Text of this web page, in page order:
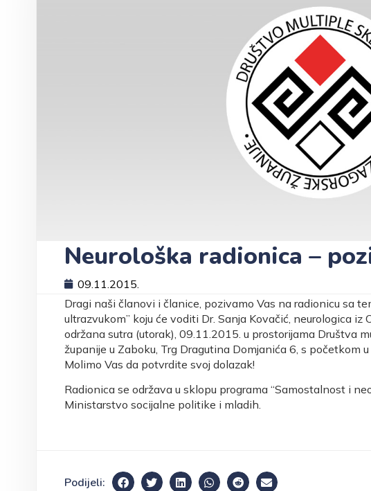
Neurološka radionica –
09.11.2015.
Dragi naši članovi i članice, pozivamo Vas na radionicu sa
ultrazvukom” koju će voditi Dr. Sanja Kovačić, neurologica
održana sutra (utorak), 09.11.2015. u prostorijama Društva
županije u Zaboku, Trg Dragutina Domjanića 6, s početkom
Molimo Vas da potvrdite svoj dolazak!
Radionica se održava u sklopu programa “Samostalnost i
Ministarstvo socijalne politike i mladih.
Podijeli: